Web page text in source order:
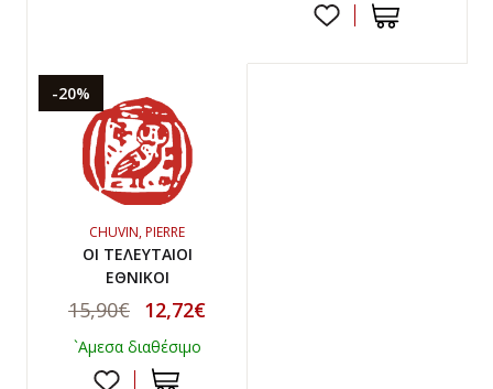
-20%
CHUVIN, PIERRE
ΟΙ ΤΕΛΕΥΤΑΙΟΙ
ΕΘΝΙΚΟΙ
15,90€ 12,72€
`Αμεσα διαθέσιμο